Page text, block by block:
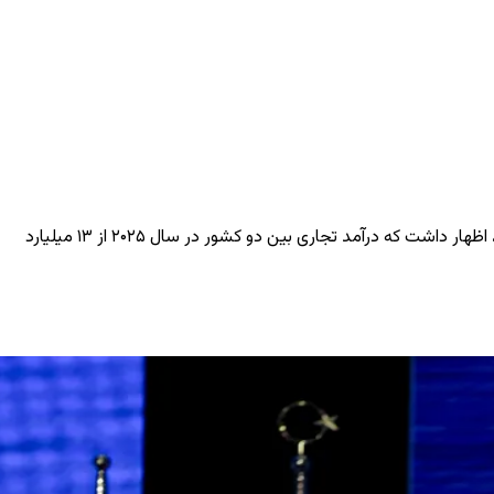
در فضایی که بروکسل به دنبال تعمیق همکاری با انقره در بخش‌های انرژی، دفاع، تکنالوژی و نوآوری است، ماکسیم پرووت، وزیر امور خارجه بلجیم، اظهار داشت که درآمد تجاری بین دو کشور در سال ۲۰۲۵ از ۱۳ میلیارد